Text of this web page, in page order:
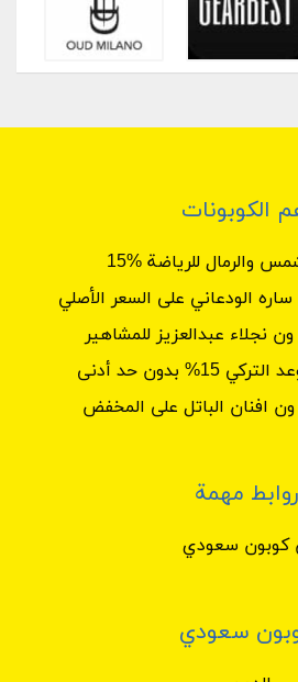
الكوبونات
والرمال للرياضة %15
الودعاني على السعر الأصلي
نجلاء عبدالعزيز للمشاهير
بدون حد أدنى
افنان الباتل على المخفض
روابط مهمة
كوبون سعودي
سعودي